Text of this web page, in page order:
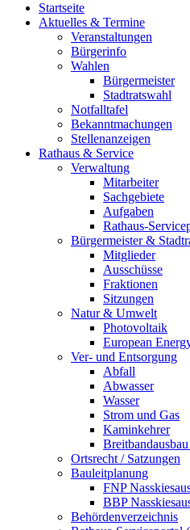
Startseite
Aktuelles & Termine
Veranstaltungen
Bürgerinfo
Wahlen
Bürgermeister
Stadtratswahl
Notfalltafel
Bekanntmachungen
Stellenanzeigen
Rathaus & Service
Verwaltung
Mitarbeiter
Sachgebiete
Aufgaben
Rathaus-
Bürgermeister &
Mitglieder
Ausschüsse
Fraktionen
Sitzungen
Natur & Umwelt
Photovoltaik
European
Ver- und Entsorgung
Abfall
Abwasser
Wasser
Strom und Gas
Kaminkehrer
Ortsrecht / Satzungen
Bauleitplanung
FNP
BBP
Behördenverzeichnis